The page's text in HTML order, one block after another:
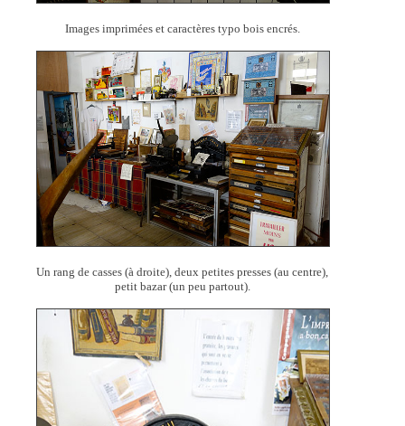
Images imprimées et caractères typo bois encrés.
Un rang de casses (à droite), deux petites presses (au centre),
petit bazar (un peu partout).